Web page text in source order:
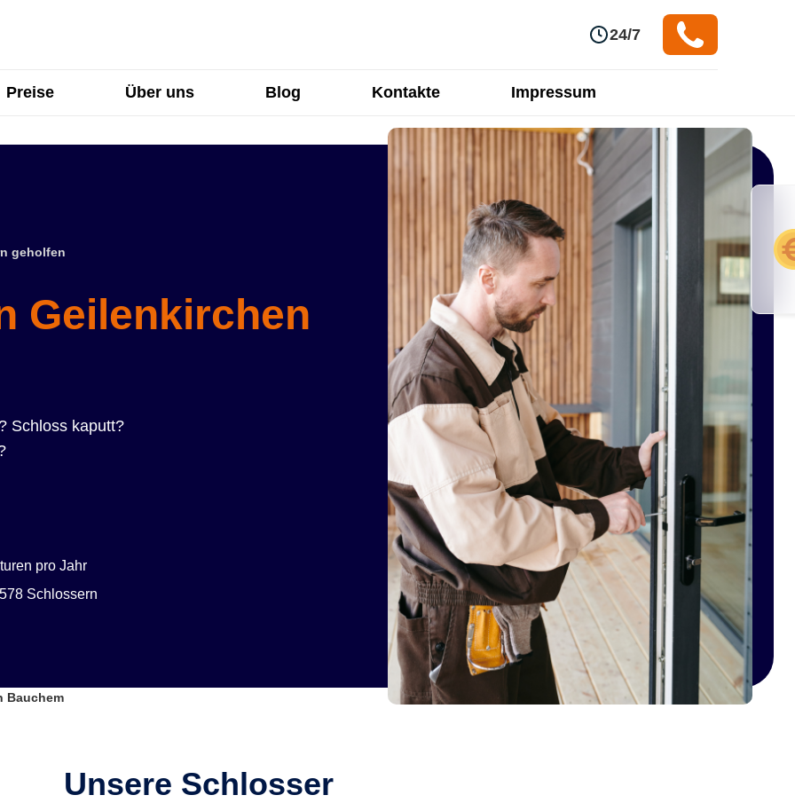
24/7
Preise Über uns Blog Kontakte Impressum
geholfen
Geilenkirchen
Schloss kaputt?
pro Jahr
Schlossern
Bauchem
Unsere Schlosser